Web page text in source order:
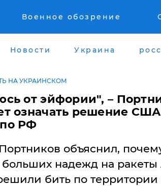
Военное обозрение
Новости Украина
НА УКРАИНСКОМ
от эйфории", –
означать решение
по РФ
объяснил,
надежд на ракеты
бить по территории